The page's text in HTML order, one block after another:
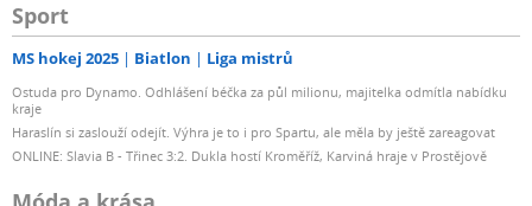
Sport
MS hokej 2025 Biatlon Liga mistrů
Ostuda pro Dynamo. Odhlášení béčka za půl milionu, majitelka odmítla nabídku
kraje
Haraslín si zaslouží odejít. Výhra je to i pro Spartu, ale měla by ještě zareagovat
ONLINE: Slavia B - Třinec 3:2. Dukla hostí Kroměříž, Karviná hraje v Prostějově